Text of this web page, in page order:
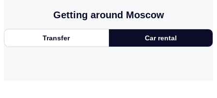
Getting around Moscow
Transfer Car rental